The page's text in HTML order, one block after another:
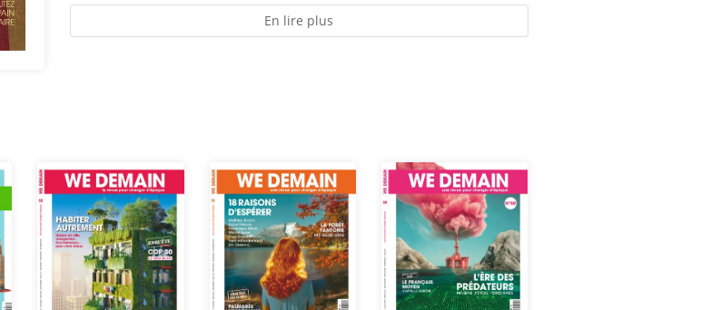
En lire plus